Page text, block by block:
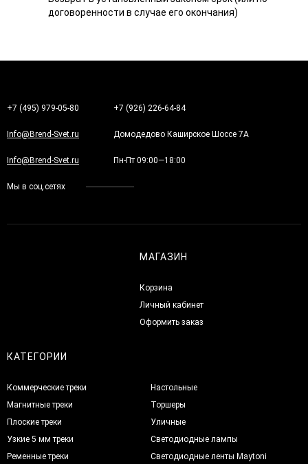
договоренности в случае его окончания)
+7 (495) 979-05-80 +7 (926) 226-64-84
Info@Brend-Svet.ru Домодедово Каширское Шоссе 7А
Info@Brend-Svet.ru Пн-Пт 09:00—18:00
Мы в соц.сетях
МАГАЗИН
Корзина
Личный кабинет
Оформить заказ
КАТЕГОРИИ
Коммерческие треки
Магнитные треки
Плоские треки
Узкие 5 мм треки
Ременные треки
Настольные
Торшеры
Уличные
Светодиодные лампы
Светодиодные ленты Maytoni